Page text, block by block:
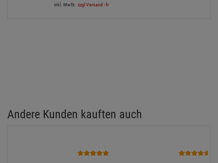
inkl. MwSt. zzgl Versand - frei ab 90,-€ in DE
Andere Kunden kauften auch